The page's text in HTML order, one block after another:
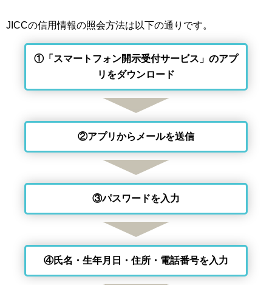
JICCの信用情報の照会方法は以下の通りです。
①「スマートフォン開示受付サービス」のアプ
リをダウンロード
②アプリからメールを送信
③パスワードを入力
④氏名・生年月日・住所・電話番号を入力